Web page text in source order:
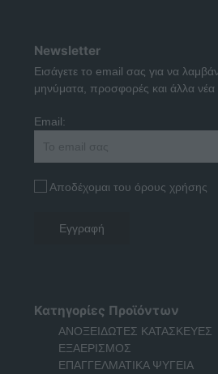
Newsletter
Εισάγετε το email σας για να
μηνύματα, προσφορές και άλλα νέα
Email:
Αποδέχομαι του όρους χρήσης
Κατηγορίες Προϊόντων
ΑΝΟΞΕΙΔΩΤΕΣ ΚΑΤΑΣΚΕΥΕΣ
ΕΞΑΕΡΙΣΜΟΣ
ΕΠΑΓΓΕΛΜΑΤΙΚΑ ΨΥΓΕΙΑ